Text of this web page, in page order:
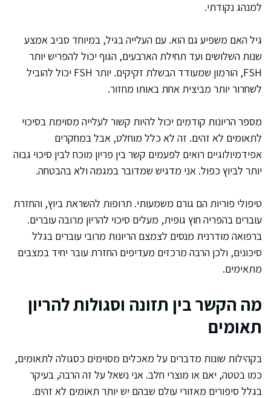
למנהג נקודתי.
גיל האם משפיע גם הוא. עם העלייה בגיל, במיוחד סביב אמצע
שנות השלושים ועד תחילת הארבעים, הגוף יכול להפריש יותר
FSH, הורמון שמעודד הבשלת זקיקים. יותר FSH יכול להוביל
לשחרור יותר מביצית אחת באותו מחזור.
מספר הריונות קודמים יכול להיות קשור לעלייה מסוימת בסיכוי
לתאומים לא זהים. זה לא כלל מוחלט, אבל במחקרים
אפידמיולוגיים רואים לפעמים קשר בין פריון מוכח לבין סיכוי גבוה
יותר לביוץ כפול. אני מדגיש שמדובר במגמה ולא בהבטחה.
טיפולי פוריות הם גורם משמעותי. תרופות להשראת ביוץ, והחזרת
עוברים בהפריה חוץ גופית, מעלים סיכוי להריון מרובה עוברים.
ברפואה מודרנית מנסים לצמצם הריונות מרובי עוברים בגלל
סיכונים, ולכן הרבה מרכזים מעדיפים החזרת עובר יחיד במצבים
מתאימים.
מה הקשר בין תזונה וסגולות להריון
תאומים
בקהילות שונות מדברים על מאכלים מסוימים כסגולה לתאומים,
כמו בטטה, יאם או מוצרי חלב. אני נשאל על זה הרבה, בעיקר
בגלל סיפורים מאזורי עולם שבהם יש יותר תאומים לא זהים.